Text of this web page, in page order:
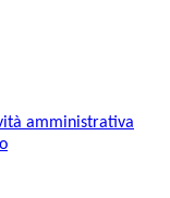
amministrativa